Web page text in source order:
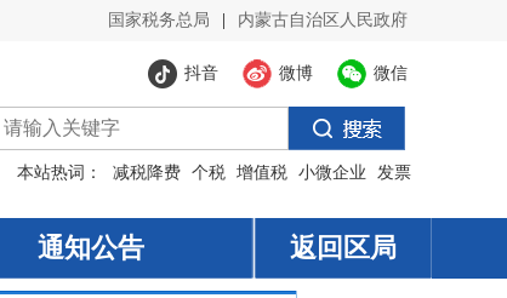
国家税务总局 内蒙古自治区人民政府
微信
微博
抖音
本站热词： 减税降费 个税 增值税 小微企业 发票
通知公告 返回区局